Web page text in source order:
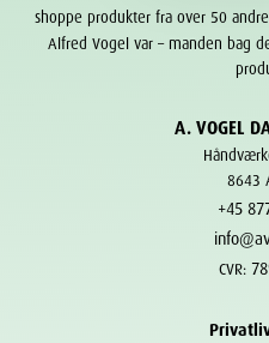
shoppe produkter fra over 50 andre
Alfred Vogel var – manden bag
A. VOGEL
8643
+45
CVR: